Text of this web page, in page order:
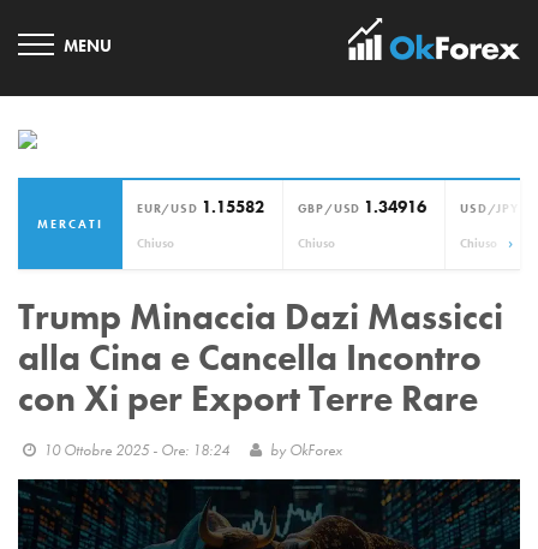
MERCATI
EUR/USD 1.15582
Chiuso
GBP/USD 1.34916
Chiuso
USD/JPY
Chiuso ›
Trump Minaccia Dazi Massicci
alla Cina e Cancella Incontro
con Xi per Export Terre Rare
10 Ottobre 2025 - Ore: 18:24 by OkForex